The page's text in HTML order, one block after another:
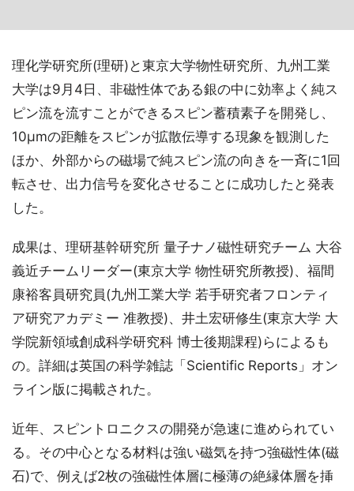
理化学研究所(理研)と東京大学物性研究所、九州工業
大学は9月4日、非磁性体である銀の中に効率よく純ス
ピン流を流すことができるスピン蓄積素子を開発し、
10μmの距離をスピンが拡散伝導する現象を観測した
ほか、外部からの磁場で純スピン流の向きを一斉に1回
転させ、出力信号を変化させることに成功したと発表
した。
成果は、理研基幹研究所 量子ナノ磁性研究チーム 大谷
義近チームリーダー(東京大学 物性研究所教授)、福間
康裕客員研究員(九州工業大学 若手研究者フロンティ
ア研究アカデミー 准教授)、井土宏研修生(東京大学 大
学院新領域創成科学研究科 博士後期課程)らによるも
の。詳細は英国の科学雑誌「Scientific Reports」オン
ライン版に掲載された。
近年、スピントロニクスの開発が急速に進められてい
る。その中心となる材料は強い磁気を持つ強磁性体(磁
石)で、例えば2枚の強磁性体層に極薄の絶縁体層を挿